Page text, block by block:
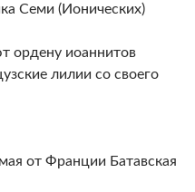
Семи (Ионических)
ордену иоаннитов
лилии со своего
от Франции Батавская